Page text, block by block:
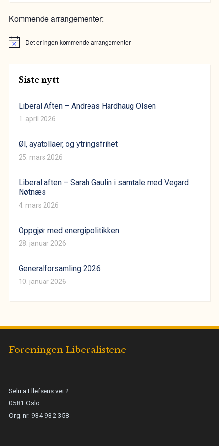
Kommende arrangementer:
MerknadDet er ingen kommende arrangementer.
Siste nytt
Liberal Aften – Andreas Hardhaug Olsen
1. april 2026
Øl, ayatollaer, og ytringsfrihet
25. mars 2026
Liberal aften – Sarah Gaulin i samtale med Vegard
Nøtnæs
4. mars 2026
Oppgjør med energipolitikken
28. januar 2026
Generalforsamling 2026
10. januar 2026
Foreningen Liberalistene
Selma Ellefsens vei 2
0581 Oslo
Org. nr. 934 932 358